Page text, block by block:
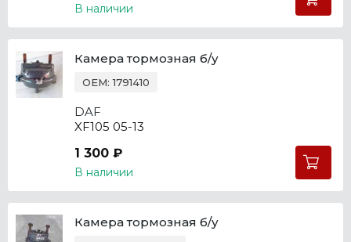
В наличии
Камера тормозная б/у
OEM: 1791410
DAF
XF105 05-13
1 300 ₽
В наличии
Камера тормозная б/у